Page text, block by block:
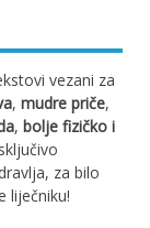
vezani za
, mudre priče,
, bolje fizičko i
za bilo
liječniku!